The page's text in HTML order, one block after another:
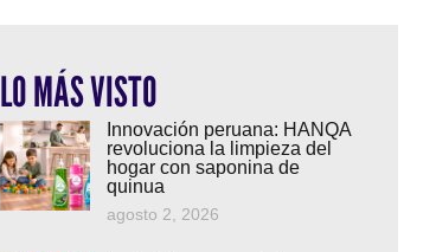
LO MÁS VISTO
Innovación peruana: HANQA
revoluciona la limpieza del
hogar con saponina de
quinua
agosto 2, 2026